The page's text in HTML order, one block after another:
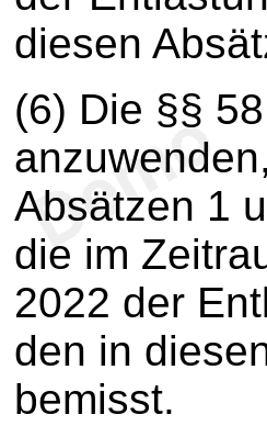
diesen
(6) Die §§
Absätzen 1
die im
2022 der
den in
bemisst.